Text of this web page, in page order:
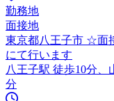
勤務地
面接地
東京都八王子市 ☆面
にて行います
八王子駅 徒歩10分、
分